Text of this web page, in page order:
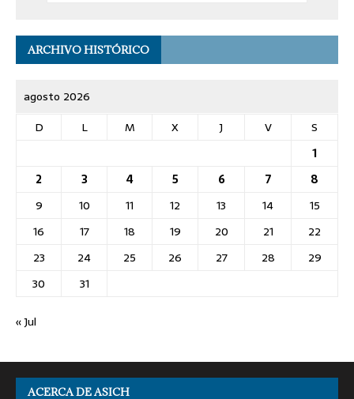
ARCHIVO HISTÓRICO
agosto 2026
D
L M X J V
S
1
2
3 4 5 6 7
8
9
10 11 12 13 14
15
16
17 18 19 20 21
22
23
24 25 26 27 28
29
30
31
« Jul
ACERCA DE ASICH